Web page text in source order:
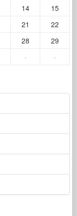
14
15
21
22
28
29
· ·